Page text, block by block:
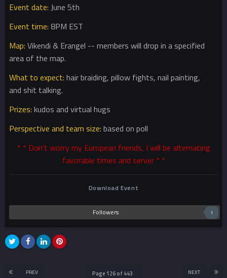
Event date: June 5th
Event time: 8PM EST
Map: Vikendi & Erangel -- members will drop in a specified
area of the map.
What to expect: hair braiding, pillow fights, nail painting,
and shit talking.
Prizes: kudos and virtual hugs
Perspective and team size: based on poll
* * Don't worry my European friends, I will be alternating
favorable times and server * *
Download Event
Followers 1
PREV NEXT
Page 126 of 443